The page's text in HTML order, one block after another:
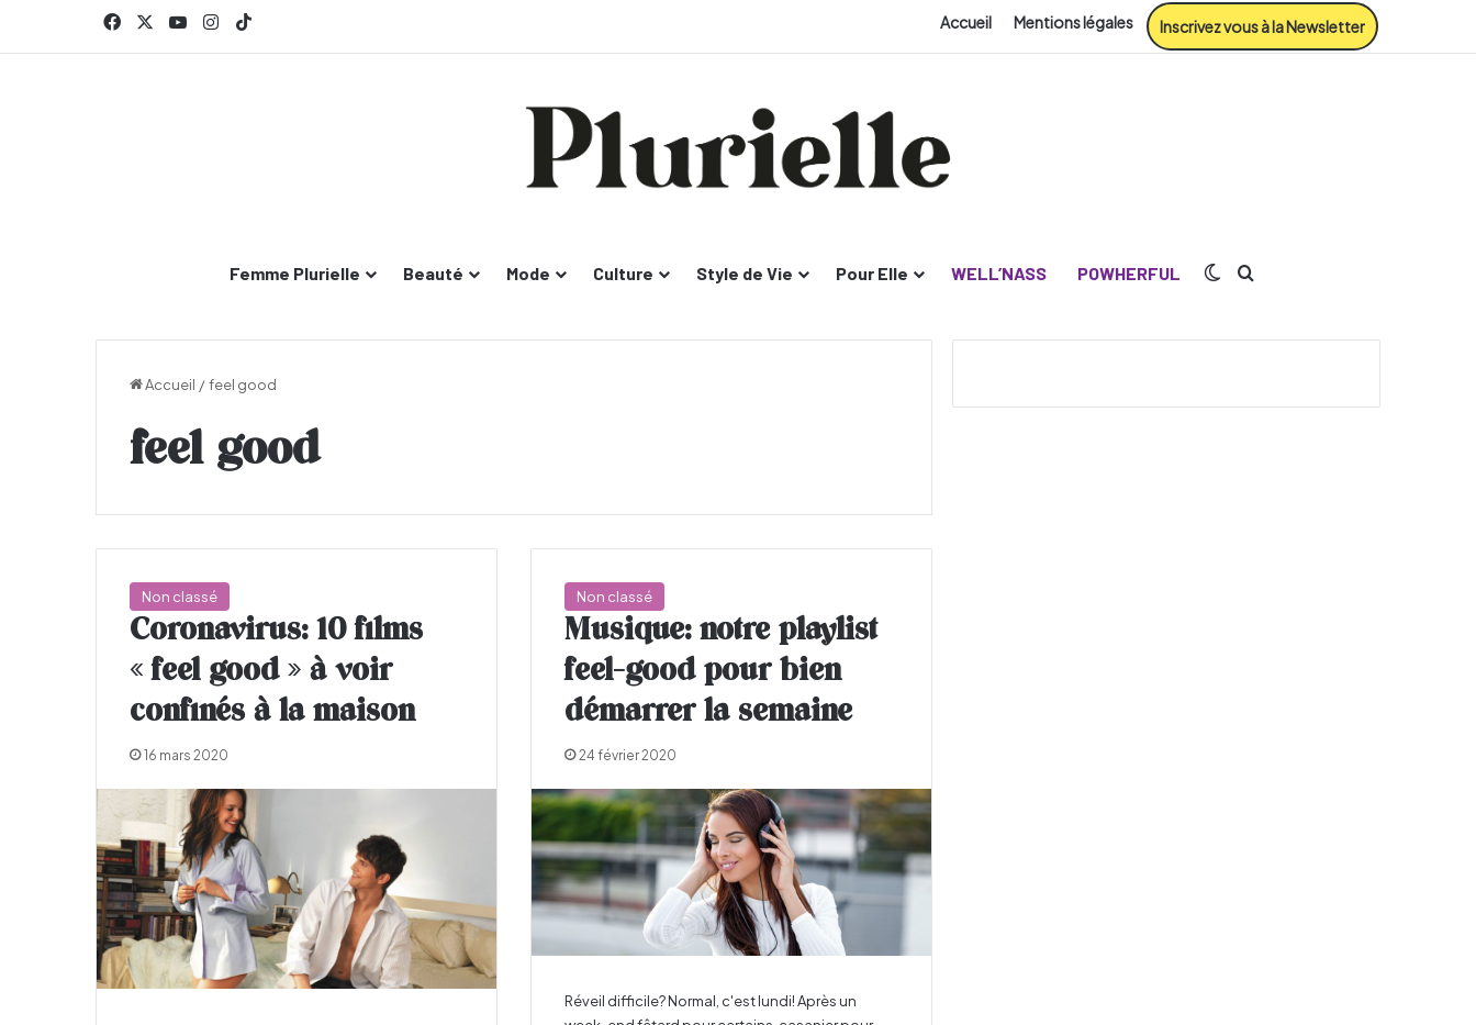
FacebookYouTubeInstagram Accueil Mentions légales Inscrivez vous à la Newsletter
Femme Plurielle Beauté Mode Culture Style de Vie Pour Elle WELL’NASS POWHERFUL Switch skin
Accueil /feel good
feel good
Non classé
Coronavirus: 10 films
« feel good » à voir
confinés à la maison
16 mars 2020
Non classé
Musique: notre playlist
feel-good pour bien
démarrer la semaine
24 février 2020
Réveil difficile? Normal, c'est lundi! Après un